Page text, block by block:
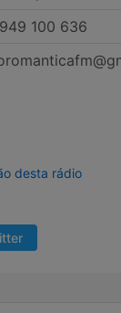
100 636
desta rádio